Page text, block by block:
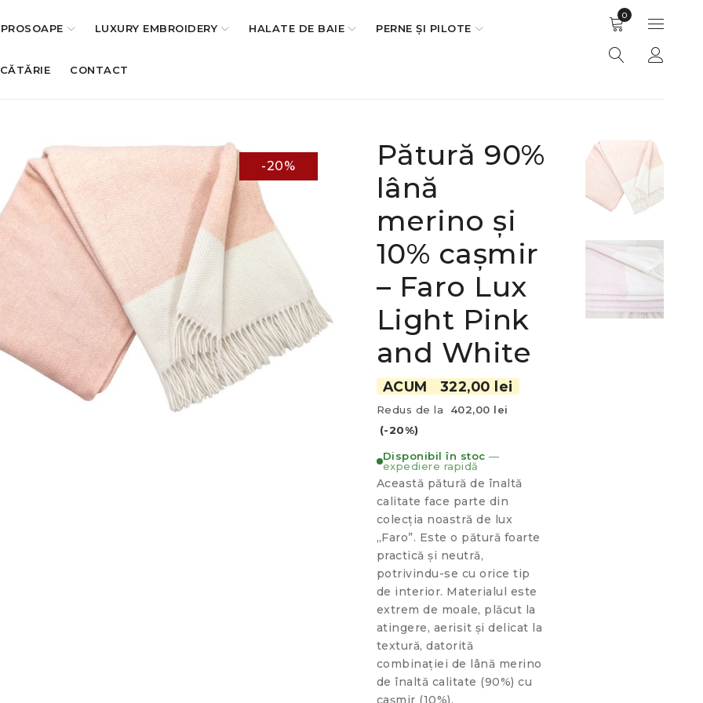
PROSOAPE LUXURY EMBROIDERY HALATE DE BAIE PERNE ȘI PILOTE
CONTACT
0
-20%
Pătură 90%
lână
merino și
10% cașmir
– Faro Lux
Light Pink
and White
ACUM 322,00 lei
Redus de la
402,00 lei
(-20%)
Disponibil în stoc—
expediere rapidă
Această pătură de înaltă
calitate face parte din
colecția noastră de lux
„Faro”. Este o pătură foarte
practică și neutră,
potrivindu-se cu orice tip
de interior. Materialul este
extrem de moale, plăcut la
atingere, aerisit și delicat la
textură, datorită
combinației de lână merino
de înaltă calitate (90%) cu
cașmir (10%).